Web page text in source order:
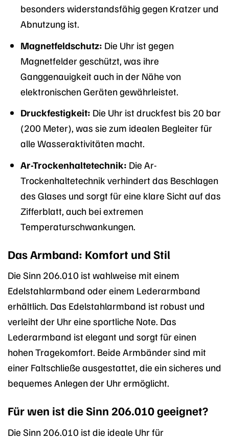
besonders widerstandsfähig gegen Kratzer und
Abnutzung ist.
Magnetfeldschutz: Die Uhr ist gegen
Magnetfelder geschützt, was ihre
Ganggenauigkeit auch in der Nähe von
elektronischen Geräten gewährleistet.
Druckfestigkeit: Die Uhr ist druckfest bis 20 bar
(200 Meter), was sie zum idealen Begleiter für
alle Wasseraktivitäten macht.
Ar-Trockenhaltetechnik: Die Ar-
Trockenhaltetechnik verhindert das Beschlagen
des Glases und sorgt für eine klare Sicht auf das
Zifferblatt, auch bei extremen
Temperaturschwankungen.
Das Armband: Komfort und Stil
Die Sinn 206.010 ist wahlweise mit einem
Edelstahlarmband oder einem Lederarmband
erhältlich. Das Edelstahlarmband ist robust und
verleiht der Uhr eine sportliche Note. Das
Lederarmband ist elegant und sorgt für einen
hohen Tragekomfort. Beide Armbänder sind mit
einer Faltschließe ausgestattet, die ein sicheres und
bequemes Anlegen der Uhr ermöglicht.
Für wen ist die Sinn 206.010 geeignet?
Die Sinn 206.010 ist die ideale Uhr für